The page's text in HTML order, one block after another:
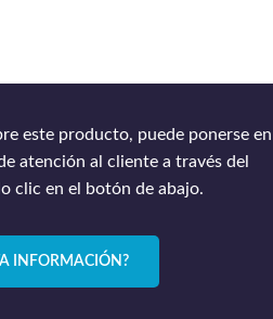
este producto, puede ponerse en
atención al cliente a través del
clic en el botón de abajo.
INFORMACIÓN?